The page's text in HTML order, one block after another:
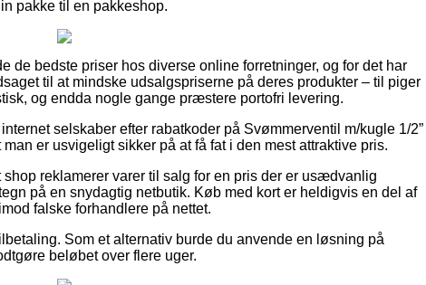
pakke til en pakkeshop.
de bedste priser hos diverse online forretninger, og for det har
til at mindske udsalgspriserne på deres produkter – til piger
og endda nogle gange præstere portofri levering.
selskaber efter rabatkoder på Svømmerventil m/kugle 1/2”
er usvigeligt sikker på at få fat i den mest attraktive pris.
reklamerer varer til salg for en pris der er usædvanlig
på en snydagtig netbutik. Køb med kort er heldigvis en del af
falske forhandlere på nettet.
Som et alternativ burde du anvende en løsning på
beløbet over flere uger.